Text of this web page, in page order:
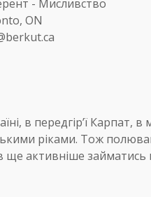
- Мисливство
ON
в передгір’ї Карпат,
ріками. Тож
активніше